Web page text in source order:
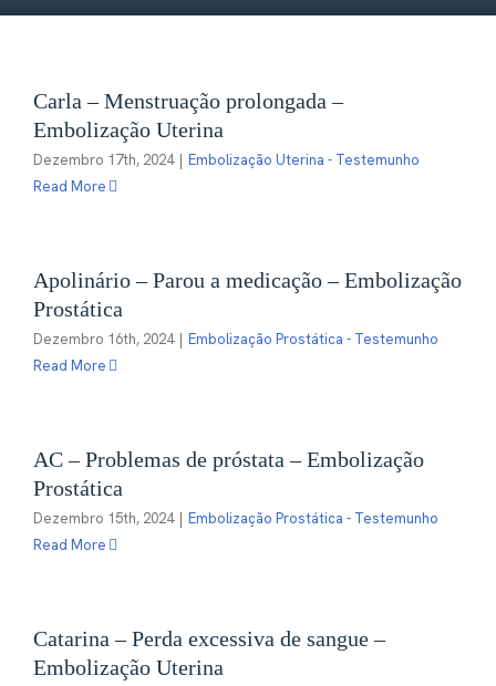
Carla – Menstruação prolongada –
Embolização Uterina
Dezembro 17th, 2024 | Embolização Uterina - Testemunho
Read More
Apolinário – Parou a medicação – Embolização
Prostática
Dezembro 16th, 2024 | Embolização Prostática - Testemunho
Read More
AC – Problemas de próstata – Embolização
Prostática
Dezembro 15th, 2024 | Embolização Prostática - Testemunho
Read More
Catarina – Perda excessiva de sangue –
Embolização Uterina